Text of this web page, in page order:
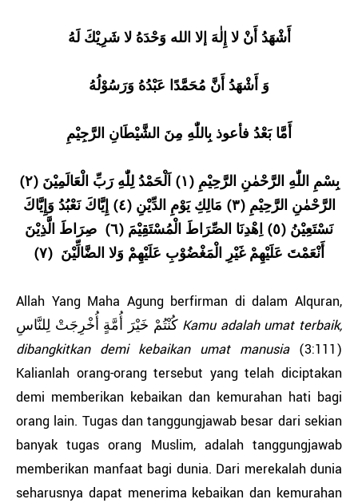
أَشْهَدُ أَنْ لا إِلٰهَ إلا الله وَحْدَهُ لا شَرِيْكَ لَهُ
وَ أَشْهَدُ أَنَّ مُحَمَّدًا عَبْدُهُ وَرَسُوْلُهُ
أَمَّا بَعْدُ فأعوذ بِاللّٰهِ مِنَ الشَّيْطَانِ الرَّجِيْمِ
بِسْمِ اللّٰهِ الرَّحْمٰنِ الرَّحِيْمِ (١) اَلْحَمْدُ لِلّٰهِ رَبِّ الْعَالَمِيْنَ (٢)
الرَّحْمٰنِ الرَّحِيْمِ (٣) مَالِكِ يَوْمِ الدِّيْنِ (٤) إِيَّاكَ نَعْبُدُ وَإِيَّاكَ
نَسْتَعِيْنُ (٥) اِهْدِنَا الصِّرَاطَ الْمُسْتَقِيْمَ (٦) صِرَاطَ الَّذِيْنَ
أَنْعَمْتَ عَلَيْهِمْ غَيْرِ الْمَغْضُوْبِ عَلَيْهِمْ وَلا الضَّالِّيْنَ (٧)
Allah Yang Maha Agung berfirman di dalam Alquran,
كُنْتُمْ خَيْرَ أُمَّةٍ أُخْرِجَتْ لِلنَّاسِ Kamu adalah umat terbaik,
dibangkitkan demi kebaikan umat manusia(3:111)
Kalianlah orang-orang tersebut yang telah diciptakan
demi memberikan kebaikan dan kemurahan hati bagi
orang lain. Tugas dan tanggungjawab besar dari sekian
banyak tugas orang Muslim, adalah tanggungjawab
memberikan manfaat bagi dunia. Dari merekalah dunia
seharusnya dapat menerima kebaikan dan kemurahan